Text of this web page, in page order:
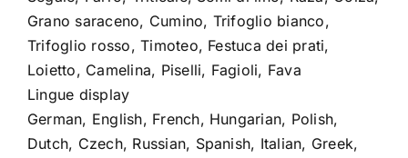
Grano saraceno, Cumino, Trifoglio bianco,
Trifoglio rosso, Timoteo, Festuca dei prati,
Loietto, Camelina, Piselli, Fagioli, Fava
Lingue display
German, English, French, Hungarian, Polish,
Dutch, Czech, Russian, Spanish, Italian, Greek,